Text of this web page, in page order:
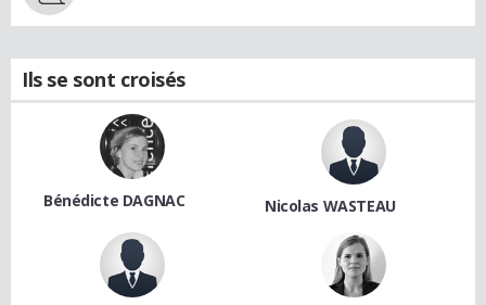
Ils se sont croisés
Bénédicte DAGNAC Nicolas WASTEAU